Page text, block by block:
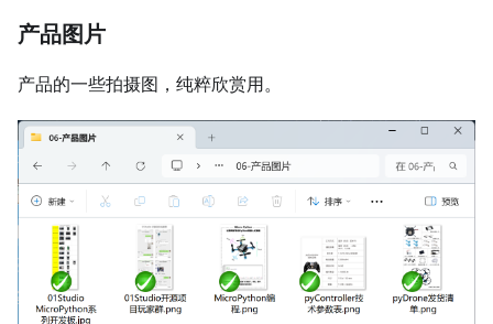
产品图片
产品的一些拍摄图，纯粹欣赏用。